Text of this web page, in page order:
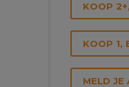
KOOP
KOOP 1,
MELD JE